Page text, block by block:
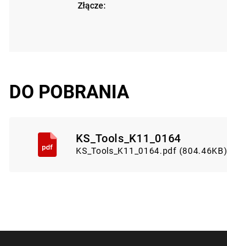
Złącze:
DO POBRANIA
KS_Tools_K11_0164
KS_Tools_K11_0164.pdf (804.46KB)